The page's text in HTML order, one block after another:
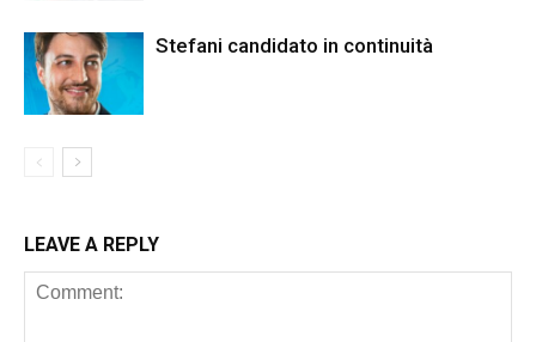
Stefani candidato in continuità
LEAVE A REPLY